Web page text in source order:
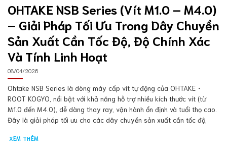
OHTAKE NSB Series (Vít M1.0 – M4.0)
– Giải Pháp Tối Ưu Trong Dây Chuyền
Sản Xuất Cần Tốc Độ, Độ Chính Xác
Và Tính Linh Hoạt
08/04/2026
Ohtake NSB Series là dòng máy cấp vít tự động của OHTAKE・
ROOT KOGYO, nổi bật với khả năng hỗ trợ nhiều kích thước vít (từ
M1.0 đến M4.0), dễ dàng thay ray, vận hành ổn định và tuổi thọ cao.
Đây là giải pháp tối ưu cho các dây chuyền sản xuất cần tốc độ,
XEM THÊM